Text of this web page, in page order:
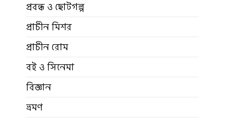
প্রবন্ধ ও ছোটগল্প
প্রাচীন মিশর
প্রাচীন রোম
বই ও সিনেমা
বিজ্ঞান
ভ্রমণ